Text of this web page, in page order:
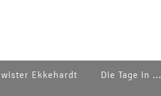
Ekkehardt Die Tage in ...